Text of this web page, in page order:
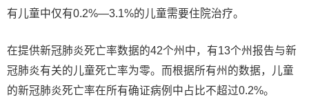
有儿童中仅有0.2%—3.1%的儿童需要住院治疗。
在提供新冠肺炎死亡率数据的42个州中，有13个州报告与新
冠肺炎有关的儿童死亡率为零。而根据所有州的数据，儿童
的新冠肺炎死亡率在所有确证病例中占比不超过0.2%。